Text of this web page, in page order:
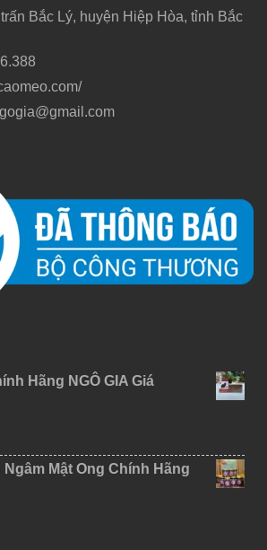
Bắc Lý, huyện Hiệp Hòa, tỉnh Bắc
Hãng NGÔ GIA Giá
Mật Ong Chính Hãng